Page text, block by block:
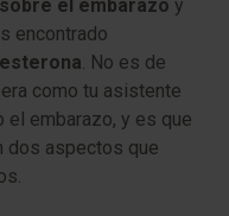
el embarazo y
encontrado
. No es de
como tu asistente
el embarazo, y es que
dos aspectos que